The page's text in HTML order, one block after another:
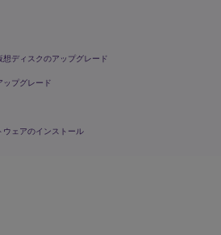
ディスクのアップグレード
ップグレード
ウェアのインストール